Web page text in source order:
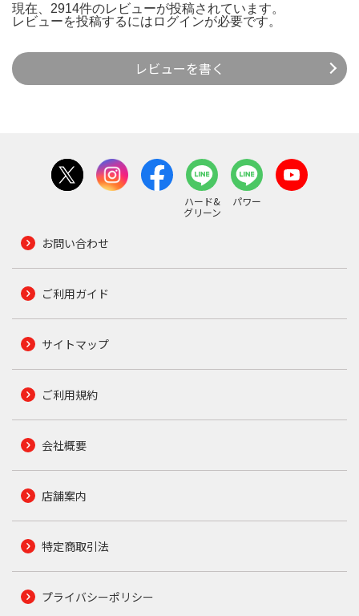
現在、2914件のレビューが投稿されています。
レビューを投稿するには ログインが必要です。
レビューを書く
ハード&
グリーン
パワー
お問い合わせ
ご利用ガイド
サイトマップ
ご利用規約
会社概要
店舗案内
特定商取引法
プライバシーポリシー